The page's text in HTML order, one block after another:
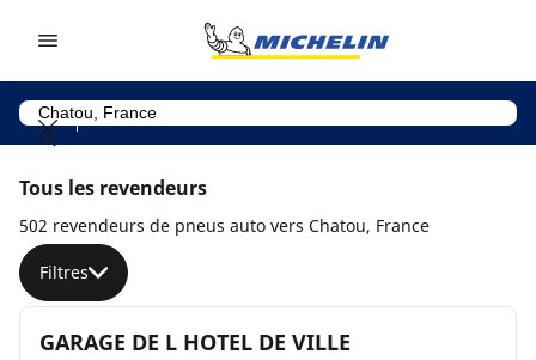
Tous les revendeurs
502 revendeurs de pneus auto vers Chatou, France
Filtres
GARAGE DE L HOTEL DE VILLE